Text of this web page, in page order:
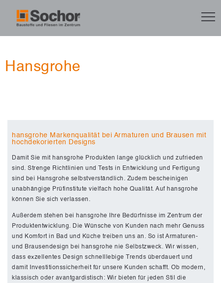
Hansgrohe
hansgrohe Markenqualität bei Armaturen und Brausen mit
hochdekorierten Designs
Damit Sie mit hansgrohe Produkten lange glücklich und zufrieden
sind. Strenge Richtlinien und Tests in Entwicklung und Fertigung
sind bei Hansgrohe selbstverständlich. Zudem bescheinigen
unabhängige Prüfinstitute vielfach hohe Qualität. Auf hansgrohe
können Sie sich verlassen.
Außerdem stehen bei hansgrohe Ihre Bedürfnisse im Zentrum der
Produktentwicklung. Die Wünsche von Kunden nach mehr Genuss
und Komfort in Bad und Küche treiben uns an. So ist Armaturen-
und Brausendesign bei hansgrohe nie Selbstzweck. Wir wissen,
dass exzellentes Design schnelllebige Trends überdauert und
damit Investitionssicherheit für unsere Kunden schafft. Ob modern,
klassisch oder avantgardistisch: Wir bieten für jeden Stil die